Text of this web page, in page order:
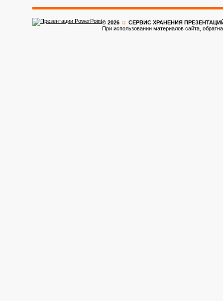
© 2026 :: CЕРВИС ХРАНЕНИЯ ПРЕЗЕНТАЦИЙ
При использовании материалов сайта,